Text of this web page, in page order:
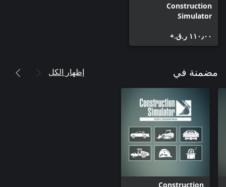
Construction
Simulator
١١٠٫٠٠ ر.ق.‏+
مضمنة في إظهار الكل
Construction